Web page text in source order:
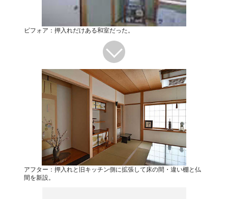
ビフォア：押入れだけある和室だった。
アフター：押入れと旧キッチン側に拡張して床の間・違い棚と仏
間を新設。